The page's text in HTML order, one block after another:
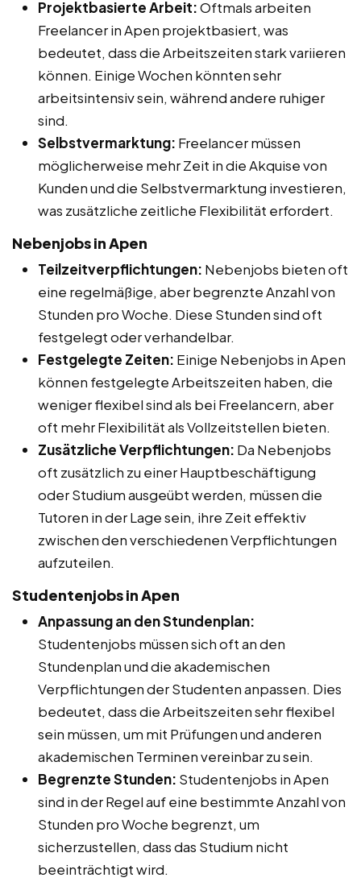
Projektbasierte Arbeit:Oftmals arbeiten
Freelancer in Apen projektbasiert, was
bedeutet, dass die Arbeitszeiten stark variieren
können. Einige Wochen könnten sehr
arbeitsintensiv sein, während andere ruhiger
sind.
Selbstvermarktung: Freelancer müssen
möglicherweise mehr Zeit in die Akquise von
Kunden und die Selbstvermarktung investieren,
was zusätzliche zeitliche Flexibilität erfordert.
Nebenjobs in Apen
Teilzeitverpflichtungen: Nebenjobs bieten oft
eine regelmäßige, aber begrenzte Anzahl von
Stunden pro Woche. Diese Stunden sind oft
festgelegt oder verhandelbar.
Festgelegte Zeiten: Einige Nebenjobs in Apen
können festgelegte Arbeitszeiten haben, die
weniger flexibel sind als bei Freelancern, aber
oft mehr Flexibilität als Vollzeitstellen bieten.
Zusätzliche Verpflichtungen: Da Nebenjobs
oft zusätzlich zu einer Hauptbeschäftigung
oder Studium ausgeübt werden, müssen die
Tutoren in der Lage sein, ihre Zeit effektiv
zwischen den verschiedenen Verpflichtungen
aufzuteilen.
Studentenjobs in Apen
Anpassung an den Stundenplan:
Studentenjobs müssen sich oft an den
Stundenplan und die akademischen
Verpflichtungen der Studenten anpassen. Dies
bedeutet, dass die Arbeitszeiten sehr flexibel
sein müssen, um mit Prüfungen und anderen
akademischen Terminen vereinbar zu sein.
Begrenzte Stunden: Studentenjobs in Apen
sind in der Regel auf eine bestimmte Anzahl von
Stunden pro Woche begrenzt, um
sicherzustellen, dass das Studium nicht
beeinträchtigt wird.